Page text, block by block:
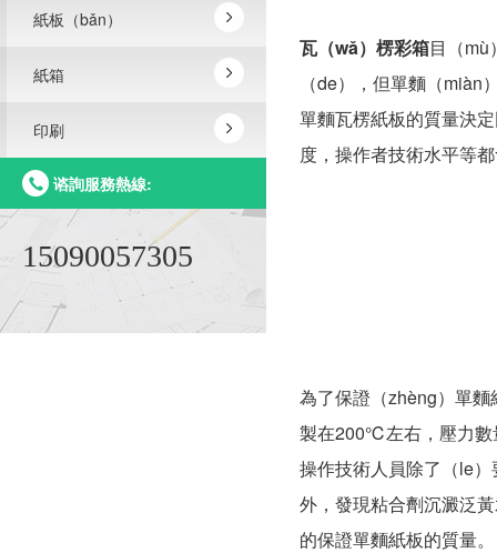
紙板（bǎn）
紙箱
印刷
谘詢服務熱線:
15090057305
瓦（wǎ）楞彩箱目（
（de），但單麵（
單麵瓦楞紙板的質量決
度，操作者技術水平等
為了保證（zhèng）單
製在200℃左右，壓力數
操作技術人員除了（le
外，發現粘合劑沉澱泛
的保證單麵紙板的質量。